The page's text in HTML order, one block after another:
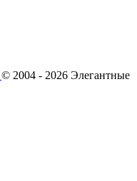
© 2004 - 2026 Элегантные